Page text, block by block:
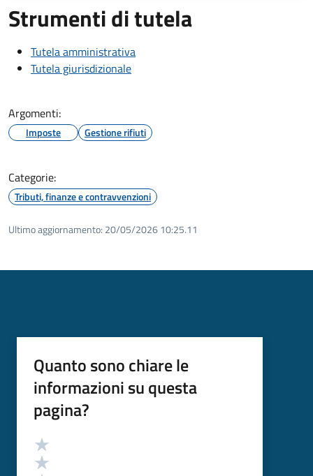
Strumenti di tutela
Tutela amministrativa
Tutela giurisdizionale
Argomenti:
Imposte Gestione rifiuti
Categorie:
Tributi, finanze e contravvenzioni
Ultimo aggiornamento: 20/05/2026 10:25.11
Quanto sono chiare le
informazioni su questa
pagina?
Valutazione